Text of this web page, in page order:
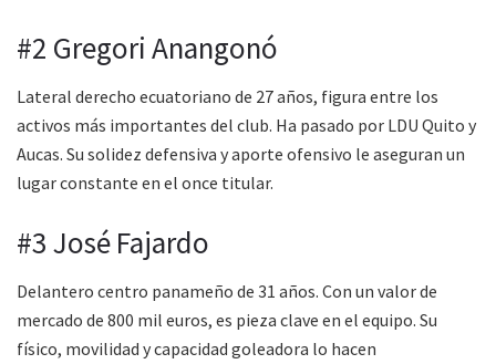
#2 Gregori Anangonó
Lateral derecho ecuatoriano de 27 años, figura entre los
activos más importantes del club. Ha pasado por LDU Quito y
Aucas. Su solidez defensiva y aporte ofensivo le aseguran un
lugar constante en el once titular.
#3 José Fajardo
Delantero centro panameño de 31 años. Con un valor de
mercado de 800 mil euros, es pieza clave en el equipo. Su
físico, movilidad y capacidad goleadora lo hacen